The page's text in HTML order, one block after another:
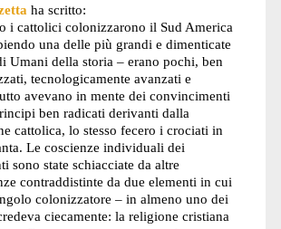
ha scritto:
i cattolici colonizzarono il Sud America
una delle più grandi e dimenticate
Umani della storia – erano pochi, ben
tecnologicamente avanzati e
avevano in mente dei convincimenti
ben radicati derivanti dalla
cattolica, lo stesso fecero i crociati in
Le coscienze individuali dei
sono state schiacciate da altre
contraddistinte da due elementi in cui
colonizzatore – in almeno uno dei
ciecamente: la religione cristiana